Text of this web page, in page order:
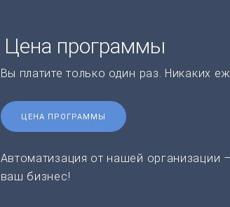
Цена программы
Вы платите только один раз. Никаких
ЦЕНА ПРОГРАММЫ
Автоматизация от нашей организации
ваш бизнес!